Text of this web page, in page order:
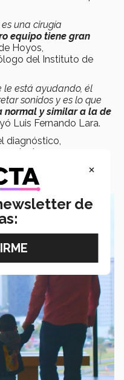
una cirugía
equipo tiene gran
Hoyos,
del Instituto de
le está ayudando, él
sonidos y es lo que
normal y similar a la de
Luis Fernando Lara.
diagnóstico,
con
×
de